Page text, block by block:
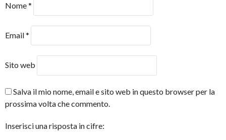
Nome*
Email*
Sito web
Salva il mio nome, email e sito web in questo browser per la
prossima volta che commento.
Inserisci una risposta in cifre: